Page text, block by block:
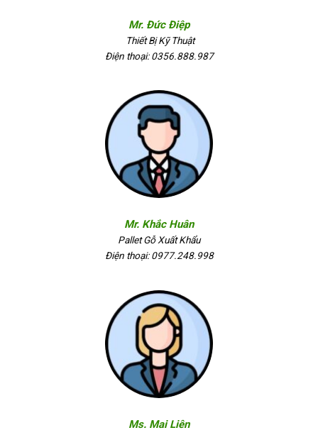
Mr. Đức Điệp
Thiết Bị Kỹ Thuật
Điện thoại: 0356.888.987
Mr. Khắc Huân
Pallet Gỗ Xuất Khẩu
Điện thoại: 0977.248.998
Ms. Mai Liên